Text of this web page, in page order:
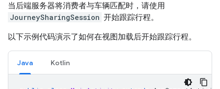
当后端服务器将消费者与车辆匹配时，请使用
JourneySharingSession 开始跟踪行程。
以下示例代码演示了如何在视图加载后开始跟踪行程。
Java Kotlin